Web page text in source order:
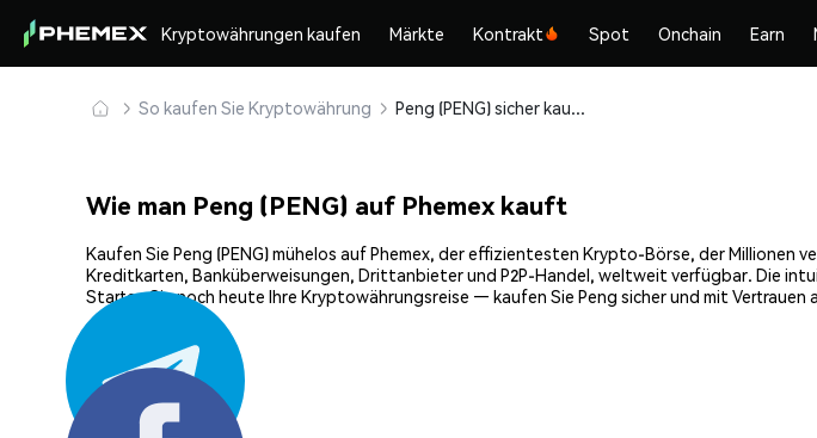
Kryptowährungen kaufen Märkte Kontrakt Spot Onchain Earn
So kaufen Sie Kryptowährung Peng (PENG) sicher kaufen und speichern
Wie man Peng (PENG) auf Phemex kauft
Kaufen Sie Peng (PENG) mühelos auf Phemex, der effizientesten Krypto-Börse, der
Kreditkarten, Banküberweisungen, Drittanbieter und P2P-Handel, weltweit verfügbar. Die
Starten Sie noch heute Ihre Kryptowährungsreise — kaufen Sie Peng sicher und mit Vertrauen